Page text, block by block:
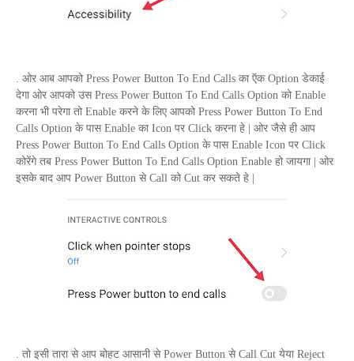
. ओर आब आपको Press Power Button To End Calls का ऍक Option डेकाई
देगा ओर आपको उस Press Power Button To End Calls Option को Enable
करना भी परेगा तो Enable करने के लिए आपको Press Power Button To End
Calls Option के पास Enable का Icon पर Click करना हे | ओर जैसे ही आप
Press Power Button To End Calls Option के पास Enable Icon पर Click
कोरेंगे तब Press Power Button To End Calls Option Enable हो जायगा | ओर
इसके बाद आप Power Button से Call को Cut कर सकते हे |
. तो इसी तारा से आप बोहट आसानी से Power Button से Call Cut येया Reject